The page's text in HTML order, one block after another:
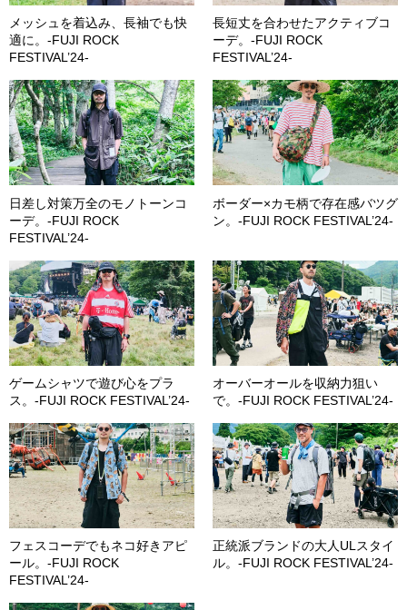
メッシュを着込み、長袖でも快
適に。-FUJI ROCK
FESTIVAL’24-
長短丈を合わせたアクティブコ
ーデ。-FUJI ROCK
FESTIVAL’24-
日差し対策万全のモノトーンコ
ーデ。-FUJI ROCK
FESTIVAL’24-
ボーダー×カモ柄で存在感バツグ
ン。-FUJI ROCK FESTIVAL’24-
ゲームシャツで遊び心をプラ
ス。-FUJI ROCK FESTIVAL’24-
オーバーオールを収納力狙い
で。-FUJI ROCK FESTIVAL’24-
フェスコーデでもネコ好きアピ
ール。-FUJI ROCK
FESTIVAL’24-
正統派ブランドの大人ULスタイ
ル。-FUJI ROCK FESTIVAL’24-